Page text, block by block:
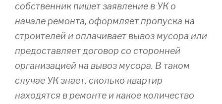
собственник пишет заявление в УК о
начале ремонта, оформляет пропуска на
строителей и оплачивает вывоз мусора или
предоставляет договор со сторонней
организацией на вывоз мусора. В таком
случае УК знает, сколько квартир
находятся в ремонте и какое количество